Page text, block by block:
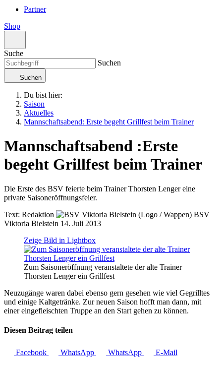
Partner
Shop
Suche
Suchen
Suchen
Du bist hier:
Saison
Aktuelles
Mannschaftsabend: Erste begeht Grillfest beim Trainer
Mannschaftsabend :Erste
begeht Grillfest beim Trainer
Die Erste des BSV feierte beim Trainer Thorsten Lenger eine
private Saisoneröffnungsfeier.
Text: Redaktion
BSV
Viktoria Bielstein 14. Juli 2013
Zeige Bild in Lightbox
Zum Saisoneröffnung veranstaltete der alte Trainer
Thorsten Lenger ein Grillfest
Neuzugänge waren dabei ebenso gern gesehen wie viel Gegrilltes
und einige Kaltgetränke. Zur neuen Saison hofft man dann, mit
einer eingefleischten Truppe an den Start gehen zu können.
Diesen Beitrag teilen
Facebook WhatsApp WhatsApp E-Mail